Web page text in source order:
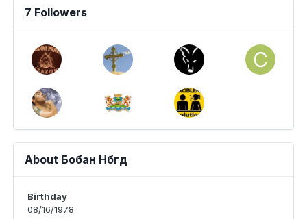
7 Followers
About Бобан Нбгд
Birthday
08/16/1978